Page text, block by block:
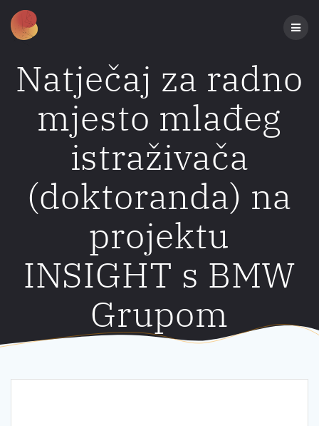
Natječaj za radno
mjesto mlađeg
istraživača
(doktoranda) na
projektu
INSIGHT s BMW
Grupom